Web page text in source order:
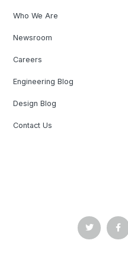
Who We Are
Newsroom
Careers
Engineering Blog
Design Blog
Contact Us